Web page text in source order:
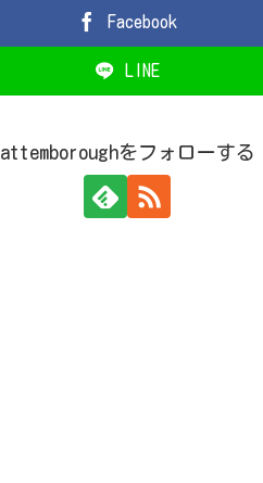
Facebook
LINE
attemboroughをフォローする